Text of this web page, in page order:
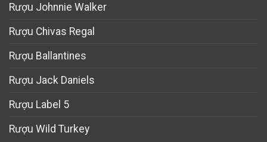
Rượu Johnnie Walker
Rượu Chivas Regal
Rượu Ballantines
Rượu Jack Daniels
Rượu Label 5
Rượu Wild Turkey